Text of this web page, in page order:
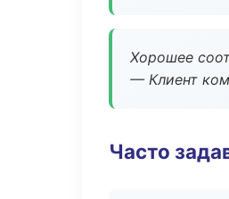
Хорошее
— Клиент
Часто